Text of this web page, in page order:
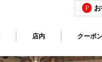
P
店内 クーポ